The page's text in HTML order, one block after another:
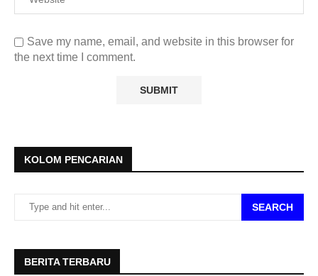
Save my name, email, and website in this browser for
the next time I comment.
KOLOM PENCARIAN
SEARCH
BERITA TERBARU